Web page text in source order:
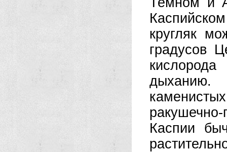
кругляк
градусов
дыханию.
Каспии